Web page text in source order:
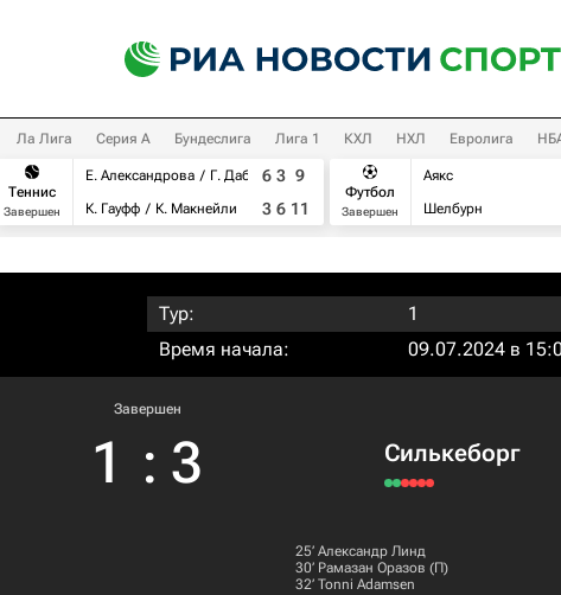
Ла Лига Серия А Бундеслига Лига 1 КХЛ НХЛ Евролига
Теннис
Завершен
Е. Александрова
Г. Дабровски
К. Гауфф
К. Макнейли
6 3 9
3 6 11
Футбол
Завершен
Аякс
Шелбурн
Тур:
1
Время начала:
09.07.2024 в
Завершен
1 : 3 Силькеборг
25‎’‎ Александр Линд
30‎’‎ Рамазан Оразов (П)
32‎’‎ Tonni Adamsen